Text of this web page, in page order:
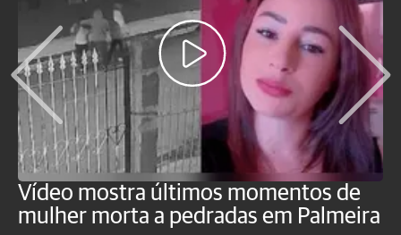
Vídeo mostra últimos momentos de
mulher morta a pedradas em Palmeira